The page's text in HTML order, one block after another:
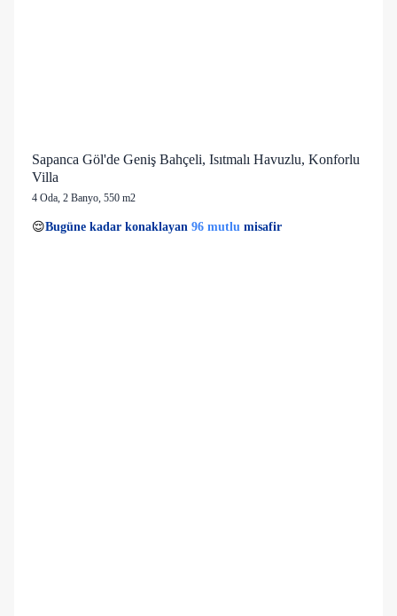
Sapanca Göl'de Geniş Bahçeli, Isıtmalı Havuzlu, Konforlu
Villa
4 Oda, 2 Banyo, 550 m2
👀Son 1 saatte37 kişigörüntüledi